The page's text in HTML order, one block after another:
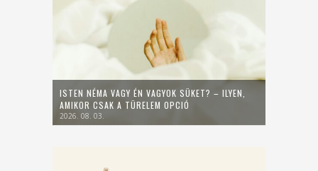
ISTEN NÉMA VAGY ÉN VAGYOK SÜKET? – ILYEN,
AMIKOR CSAK A TÜRELEM OPCIÓ
2026. 08. 03.